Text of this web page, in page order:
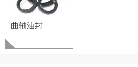
曲轴油封